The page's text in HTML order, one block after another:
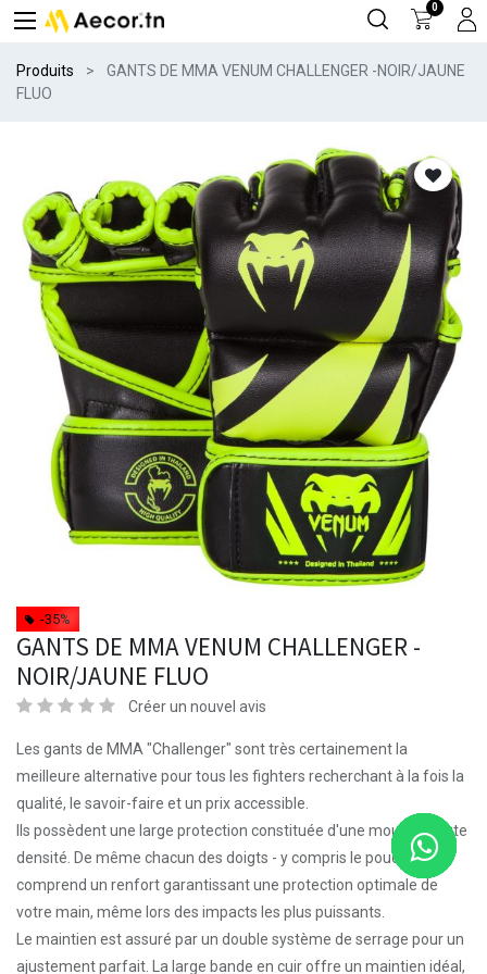
0
Produits
GANTS DE MMA VENUM CHALLENGER -NOIR/JAUNE
FLUO
-35%
GANTS DE MMA VENUM CHALLENGER -
NOIR/JAUNE FLUO
Créer un nouvel avis
Les gants de MMA "Challenger" sont très certainement la
meilleure alternative pour tous les fighters recherchant à la fois la
qualité, le savoir-faire et un prix accessible.
Ils possèdent une large protection constituée d'une mousse haute
densité. De même chacun des doigts - y compris le pouce -
comprend un renfort garantissant une protection optimale de
votre main, même lors des impacts les plus puissants.
Le maintien est assuré par un double système de serrage pour un
ajustement parfait. La large bande en cuir offre un maintien idéal,